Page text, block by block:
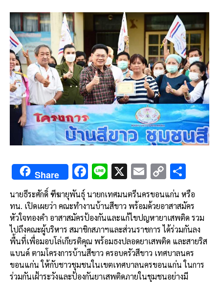
Share F
e
b
o
o
k
Li
n
e
X E
ai
l
C
o
py
Li
n
k
h
ar
e
นายธีระศักดิ์ ฑีฆายุพันธุ์ นายกเทศมนตรีนครขอนแก่น หรือ
ทน. เปิดเผยว่า คณะทำงานบ้านสีขาว พร้อมด้วยอาสาสมัคร
หัวใจทองคำ อาสาสมัครป้องกันและแก้ไขปญหายาเสพติด รวม
ไปถึงคณะผู้บริหาร สมาชิกสภาฯและส่วนราชการ ได้ร่วมกันลง
พื้นที่เพื่อมอบโล่เกียรติคุณ พร้อมธงปลอดยาเสพติด และสายริส
แบนด์ ตามโครงการบ้านสีขาว ครอบครัวสีขาว เทศบาลนคร
ขอนแก่น ให้กับชาวชุมชนในเขตเทศบาลนครขอนแก่น ในการ
ร่วมกันเฝ้าระวังและป้องกันยาเสพติดภายในชุมชนอย่างมี